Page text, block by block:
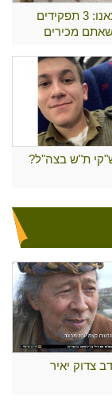
חיפשנו ומצאנו: 3 תפקידים
שאתם מכירים
ת"ש בצה"ל?
צדוק יאיר